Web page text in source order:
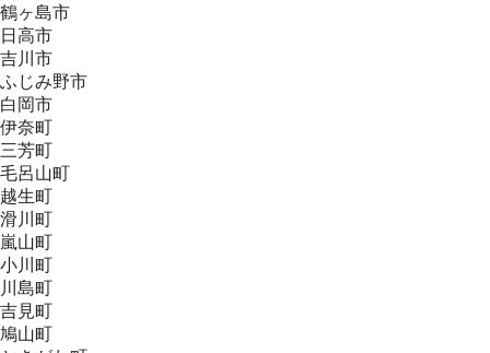
鶴ヶ島市
日高市
吉川市
ふじみ野市
白岡市
伊奈町
三芳町
毛呂山町
越生町
滑川町
嵐山町
小川町
川島町
吉見町
鳩山町